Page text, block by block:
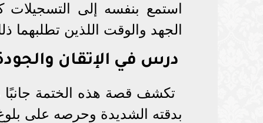
استمع بنفسه إلى التسجيلات
الجهد والوقت اللذين تطلبهما
درس في الإتقان
تكشف قصة هذه الختمة
بدقته الشديدة وحرصه على